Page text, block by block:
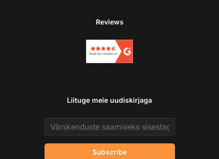
Reviews
Liituge meie uudiskirjaga
Email address
Subscribe